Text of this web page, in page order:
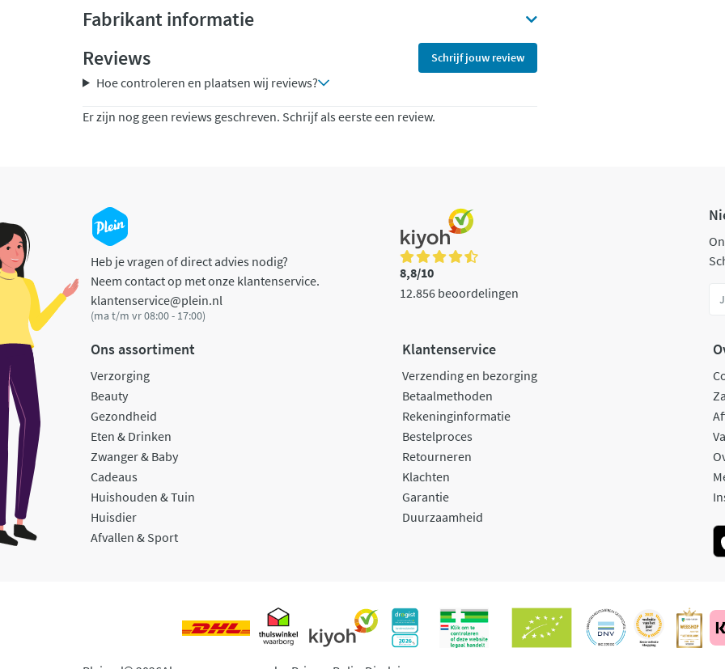
Fabrikant informatie
Reviews
Schrijf jouw review
Hoe controleren en plaatsen wij reviews?
Er zijn nog geen reviews geschreven. Schrijf als eerste een review.
Heb je vragen of direct advies nodig?
Neem contact op met onze klantenservice.
klantenservice@plein.nl
(ma t/m vr 08:00 - 17:00)
8,8/10
12.856 beoordelingen
Ons assortiment
Verzorging
Beauty
Gezondheid
Eten & Drinken
Zwanger & Baby
Cadeaus
Huishouden & Tuin
Huisdier
Afvallen & Sport
Klantenservice
Verzending en bezorging
Betaalmethoden
Rekeninginformatie
Bestelproces
Retourneren
Klachten
Garantie
Duurzaamheid